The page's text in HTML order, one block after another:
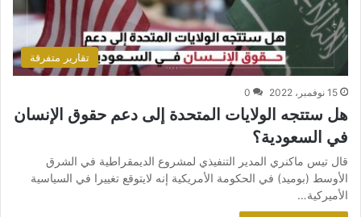
تقارير متفرقة
15 نوفمبر، 2022 0
هل ستتجه الولايات المتحدة إلى دعم حقوق الإنسان
في السعودية؟
قال تيس ماكنري المدير التنفيذي لمشروع الديمقراطية في الشرق
الأوسط (بوميد) في الحكومة الأمريكية إنه لايتوقع تغييرا في السياسية
الأميركية…